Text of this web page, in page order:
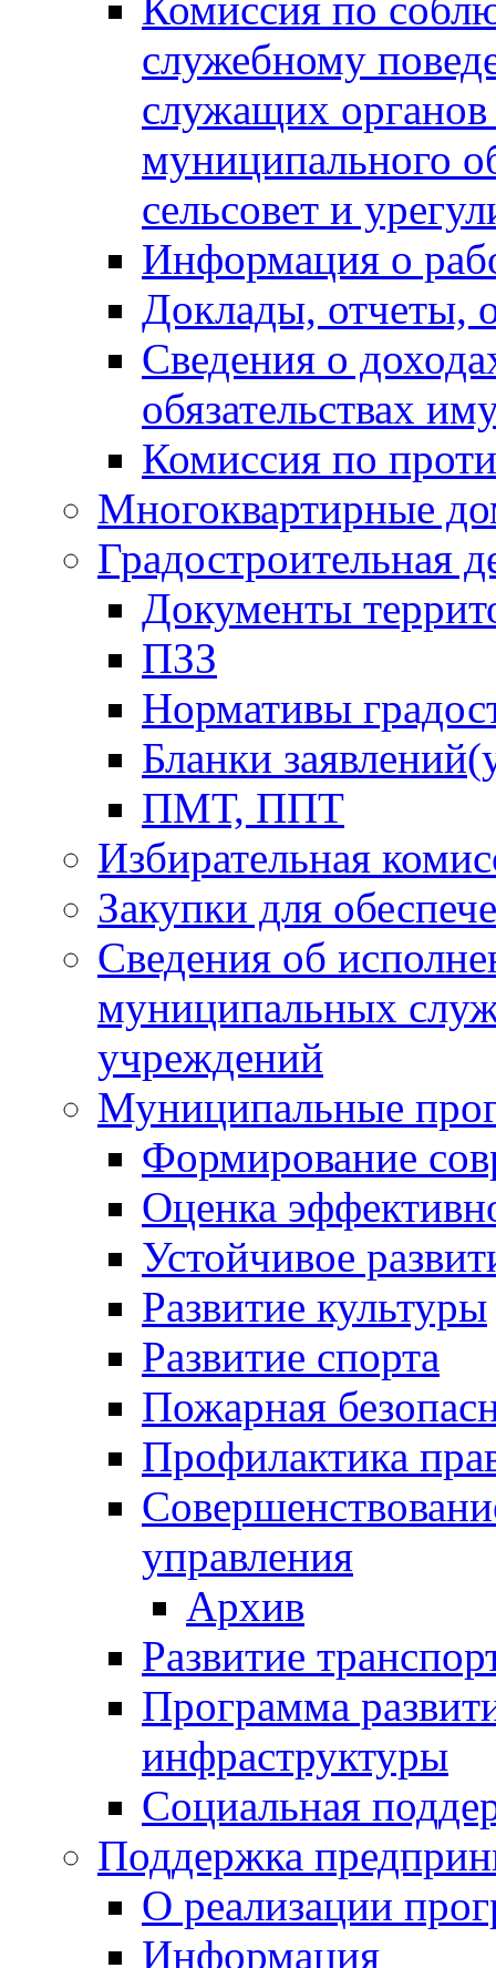
служебному
служащих органов
муниципального
сельсовет и
Информация о
Доклады, отчеты,
Сведения о
обязательствах
Комиссия по
Многоквартирные
Градостроительная
Документы
ПЗЗ
Нормативы
Бланки
ПМТ, ППТ
Избирательная
Закупки для
Сведения об
муниципальных
учреждений
Муниципальные
Формирование
Оценка
Устойчивое
Развитие культуры
Развитие спорта
Пожарная
Профилактика
управления
Архив
Развитие
Программа
инфраструктуры
Социальная
Поддержка
О реализации
Информация